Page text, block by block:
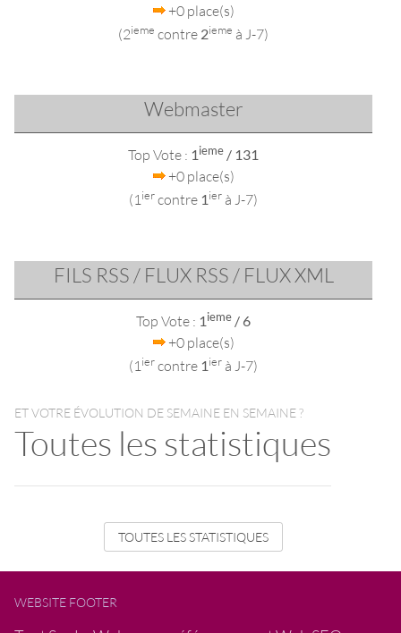
+0 place(s)
(2ieme contre 2ieme à J-7)
Webmaster
Top Vote : 1ieme / 131
+0 place(s)
(1 iercontre 1ier à J-7)
FILS RSS / FLUX RSS / FLUX XML
Top Vote : 1ieme / 6
+0 place(s)
(1 iercontre 1ier à J-7)
ET VOTRE ÉVOLUTION DE SEMAINE EN SEMAINE ?
Toutes les statistiques
TOUTES LES STATISTIQUES
WEBSITE FOOTER